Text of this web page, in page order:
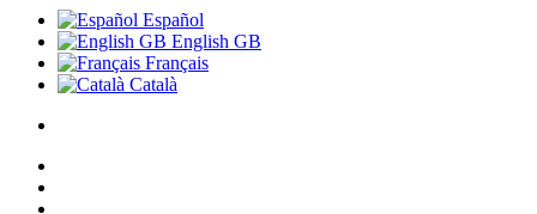
Español
English GB
Français
Català